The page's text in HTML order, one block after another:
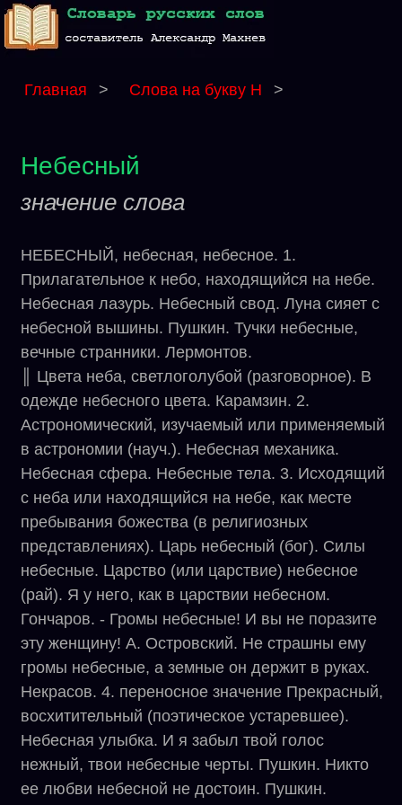
Главная > Слова на букву Н >
Небесный
значение слова
НЕБЕСНЫЙ, небесная, небесное. 1.
Прилагательное к небо, находящийся на небе.
Небесная лазурь. Небесный свод. Луна сияет с
небесной вышины. Пушкин. Тучки небесные,
вечные странники. Лермонтов.
║ Цвета неба, светлоголубой (разговорное). В
одежде небесного цвета. Карамзин. 2.
Астрономический, изучаемый или применяемый
в астрономии (науч.). Небесная механика.
Небесная сфера. Небесные тела. 3. Исходящий
с неба или находящийся на небе, как месте
пребывания божества (в религиозных
представлениях). Царь небесный (бог). Силы
небесные. Царство (или царствие) небесное
(рай). Я у него, как в царствии небесном.
Гончаров. - Громы небесные! И вы не поразите
эту женщину! А. Островский. Не страшны ему
громы небесные, а земные он держит в руках.
Некрасов. 4. переносное значение Прекрасный,
восхитительный (поэтическое устаревшее).
Небесная улыбка. И я забыл твой голос
нежный, твои небесные черты. Пушкин. Никто
ее любви небесной не достоин. Пушкин.